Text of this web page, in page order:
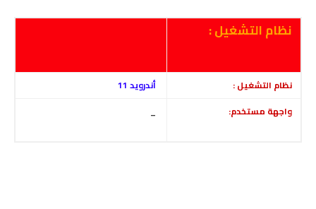
نظام التشغيل :
نظام التشغيل :
أندرويد 11
واجهة مستخدم: